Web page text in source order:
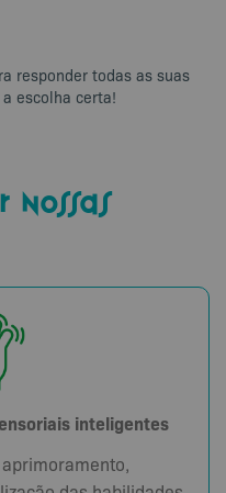
responder todas as suas
escolha certa!
inteligentes